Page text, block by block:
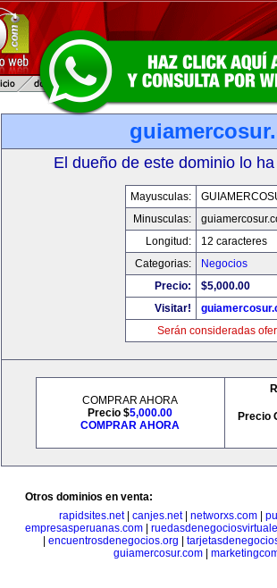
El dueño de este dominio lo
Mayusculas:
Minusculas:
Longitud:
12 caracteres
Categorias:
Negocios
Precio:
$5,000.00
Visitar!
Serán consideradas
COMPRAR AHORA
Precio $5,000.00
COMPRAR AHORA
Precio
Otros dominios en venta:
rapidsites.net| canjes.net| networxs.com
empresasperuanas.com
encuentrosdenegocios.org
guiamercosur.com